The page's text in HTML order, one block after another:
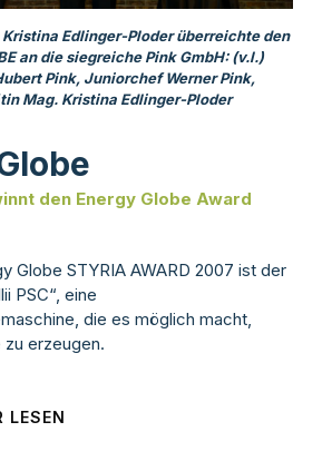
Edlinger-Ploder überreichte den
an die siegreiche Pink GmbH: (v.l.)
Pink, Juniorchef Werner Pink,
Mag. Kristina Edlinger-Ploder
den Energy Globe Award
Globe STYRIA AWARD 2007 ist der
PSC“, eine
die es möglich macht,
zu erzeugen.
LESEN